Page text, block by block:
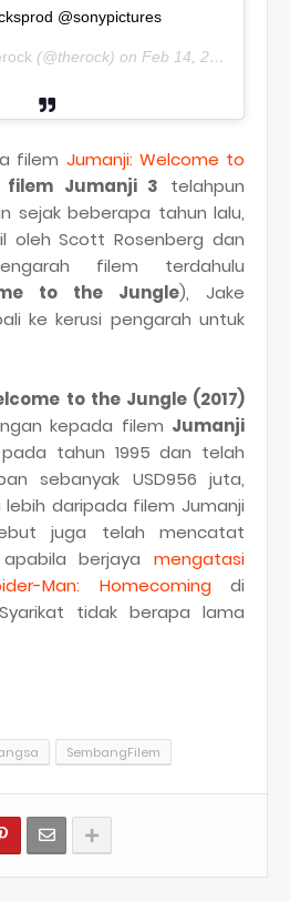
@sonypictures
(@therock) on Feb 14, 2019 at 6:58am PST
filem Jumanji: Welcome to
filem Jumanji 3 telahpun
sejak beberapa tahun lalu,
oleh Scott Rosenberg dan
filem terdahulu
to the Jungle), Jake
ke kerusi pengarah untuk
to the Jungle (2017)
kepada filem Jumanji
tahun 1995 dan telah
sebanyak USD956 juta,
lebih daripada filem Jumanji
juga telah mencatat
berjaya mengatasi
Man: Homecomingdi
tidak berapa lama
SembangFilem